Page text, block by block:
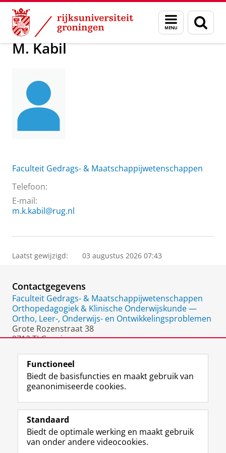
Skip
Content
Skip
Navigation
Menu
en
zoeken
Over ons Praktische zaken Waar vindt u ons M. Kabil
M. Kabil
Faculteit Gedrags- & Maatschappijwetenschappen
Telefoon:
E-mail:
m.k.kabil@rug.nl
Laatst gewijzigd: 03 augustus 2026 07:43
Contactgegevens
Faculteit Gedrags- & Maatschappijwetenschappen
Orthopedagogiek & Klinische Onderwijskunde —
Ortho, Leer-, Onderwijs- en Ontwikkelingsproblemen
Grote Rozenstraat 38
9712 TJ Groningen
Volg de RUG
F
a
e
b
L
i
k
e
R
S
-
f
I
n
t
Y
o
T
Studiekiezers
Functioneel
Biedt de basisfuncties en maakt gebruik van
geanonimiseerde cookies.
Standaard
Biedt de optimale werking en maakt gebruik
van onder andere videocookies.